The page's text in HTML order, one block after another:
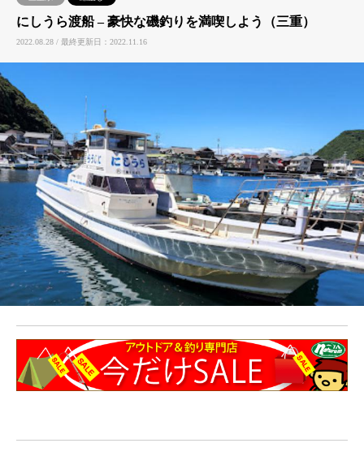
にしうら渡船 – 豪快な磯釣りを満喫しよう（三重）
2022.08.28 / 最終更新日：2022.11.16